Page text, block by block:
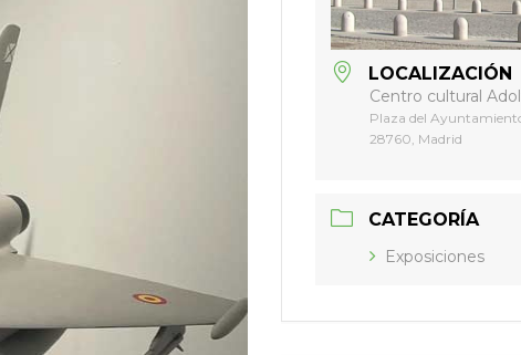
LOCALIZACIÓN
Centro cultural
Plaza del
28760, Madrid
CATEGORÍA
Exposiciones